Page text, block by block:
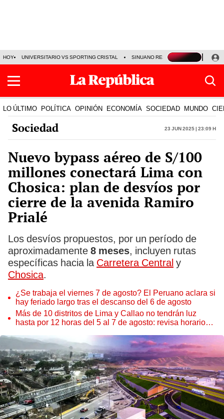
HOY UNIVERSITARIO VS SPORTING CRISTAL SINUANO RESULTADOS HOY
LO ÚLTIMO POLÍTICA OPINIÓN ECONOMÍA SOCIEDAD MUNDO
Sociedad 23 Jun 2025 | 23:09 h
Nuevo bypass aéreo de S/100
millones conectará Lima con
Chosica: plan de desvíos por
cierre de la avenida Ramiro
Prialé
Los desvíos propuestos, por un período de
aproximadamente 8 meses, incluyen rutas
específicas hacia la Carretera Central y
Chosica.
¿Se trabaja el viernes 7 de agosto? El Peruano aclara si
hay feriado largo tras el descanso del 6 de agosto
Más de 10 distritos de Lima y Callao no tendrán luz
hasta por 12 horas del 5 al 7 de agosto: revisa horarios y